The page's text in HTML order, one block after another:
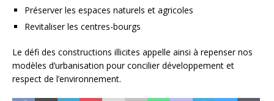
Préserver les espaces naturels et agricoles
Revitaliser les centres-bourgs
Le défi des constructions illicites appelle ainsi à repenser nos
modèles d’urbanisation pour concilier développement et
respect de l’environnement.